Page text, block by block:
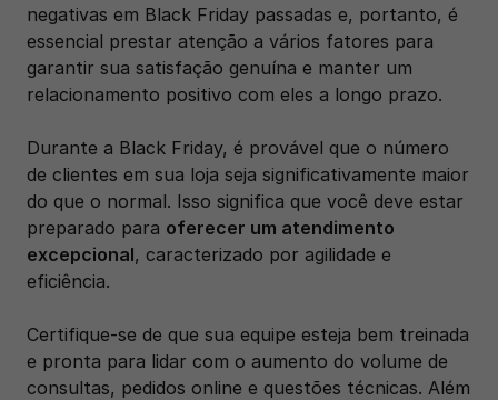
negativas em Black Friday passadas e, portanto, é
essencial prestar atenção a vários fatores para
garantir sua satisfação genuína e manter um
relacionamento positivo com eles a longo prazo.
Durante a Black Friday, é provável que o número
de clientes em sua loja seja significativamente maior
do que o normal. Isso significa que você deve estar
preparado para oferecer um atendimento
excepcional, caracterizado por agilidade e
eficiência.
Certifique-se de que sua equipe esteja bem treinada
e pronta para lidar com o aumento do volume de
consultas, pedidos online e questões técnicas. Além